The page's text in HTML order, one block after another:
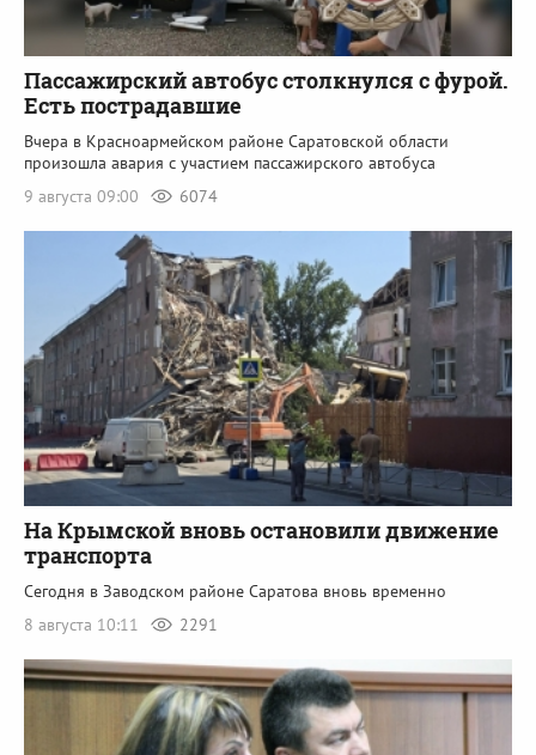
Пассажирский автобус столкнулся с фурой.
Есть пострадавшие
Вчера в Красноармейском районе Саратовской области
произошла авария с участием пассажирского автобуса
9 августа 09:00
6074
На Крымской вновь остановили движение
транспорта
Сегодня в Заводском районе Саратова вновь временно
8 августа 10:11
2291